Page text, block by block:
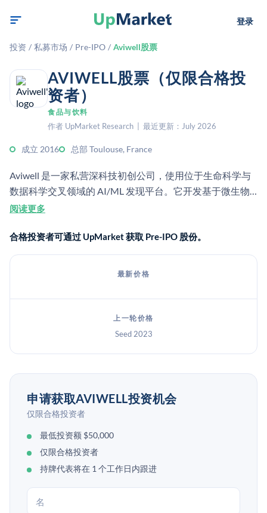
登录
投资 / 私募市场 / Pre-IPO / Aviwell股票
AVIWELL股票（仅限合格投
资者）
食品与饮料
作者 UpMarket Research | 最近更新：July 2026
成立 2016 总部 Toulouse, France
Aviwell 是一家私营深科技初创公司，使用位于生命科学与
数据科学交叉领域的 AI/ML 发现平台。它开发基于微生物
群的可持续营养解决方案，以提升动物健康和性能。
阅读更多
合格投资者可通过 UpMarket 获取 Pre-IPO 股份。
最新价格
上一轮价格
Seed 2023
申请获取AVIWELL投资机会
仅限合格投资者
最低投资额 $50,000
仅限合格投资者
持牌代表将在 1 个工作日内跟进